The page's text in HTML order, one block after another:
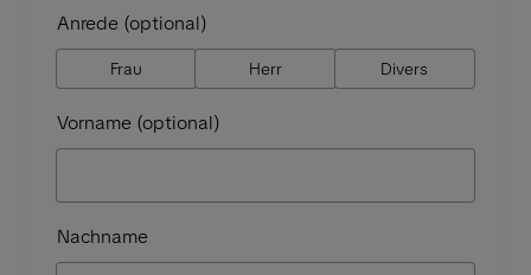
Anrede (optional)
Frau Herr Divers
Vorname (optional)
Nachname